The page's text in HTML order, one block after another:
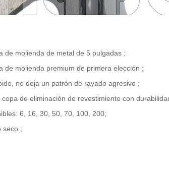
de molienda de metal de 5 pulgadas ;
de molienda premium de primera elección ;
no deja un patrón de rayado agresivo ;
de eliminación de revestimiento con
6, 16, 30, 50, 70, 100, 200;
seco ;